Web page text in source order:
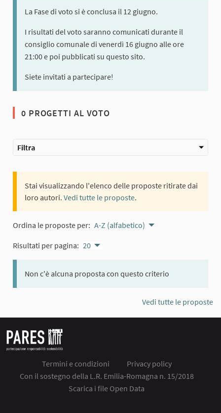
La Fase di voto si è conclusa il 12 giugno.
I risultati del voto saranno comunicati durante il
consiglio comunale di venerdì 16 giugno alle ore
21:00 e poi pubblicati su questo sito.
Siete invitati a partecipare!
0 PROGETTI AL VOTO
Filtra
Stai visualizzando l'elenco delle proposte ritirate dai
loro autori. Vedi tutte le proposte.
Ordina le proposte per: A-Z (alfabetico)
Risultati per pagina: 20
Non c'è alcuna proposta con questo criterio
Vedi tutte le proposte
Termini e condizioni
Privacy policy
Con il sostegno della L.R. Emilia-Romagna n. 15/2018
Scarica i file Open Data